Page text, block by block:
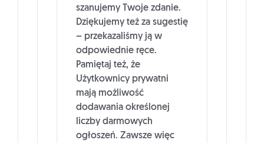
szanujemy Twoje zdanie.
Dziękujemy też za sugestię
– przekazaliśmy ją w
odpowiednie ręce.
Pamiętaj też, że
Użytkownicy prywatni
mają możliwość
dodawania określonej
liczby darmowych
ogłoszeń. Zawsze więc